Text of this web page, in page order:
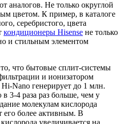
аналогов. Не только округлой
цветом. К пример, в каталоге
серебристого, цвета
кондиционеры Hisense не только
и стильным элементом
что бытовые сплит-системы
и ионизатором
Nano генерирует до 1 млн.
3-4 раза раз больше, чем у
молекулам кислорода
его более активным. В
увеличивается на